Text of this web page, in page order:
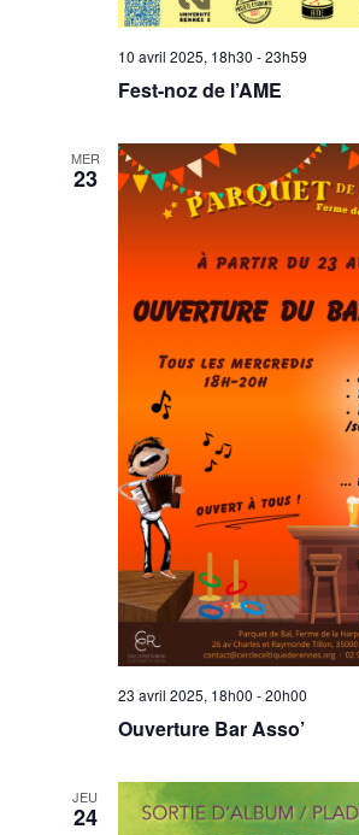
10 avril 2025, 18h30 -23h59
Fest-noz de l’AME
MER
23
23 avril 2025, 18h00 -20h00
Ouverture Bar Asso’
JEU
24